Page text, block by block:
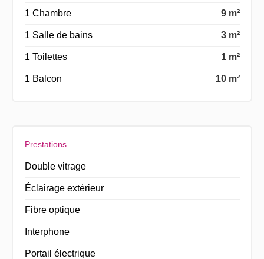
1 Chambre 9 m²
1 Salle de bains 3 m²
1 Toilettes 1 m²
1 Balcon 10 m²
Prestations
Double vitrage
Éclairage extérieur
Fibre optique
Interphone
Portail électrique